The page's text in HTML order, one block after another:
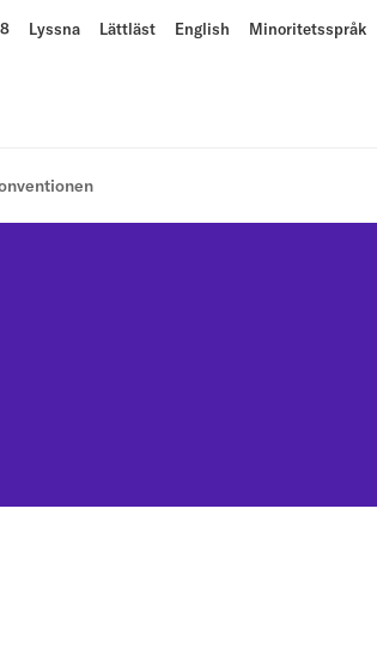
Lyssna Lättläst English Minoritetsspråk